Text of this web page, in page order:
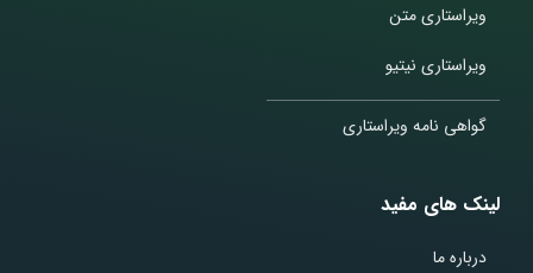
ویراستاری متن
ویراستاری نیتیو
گواهی نامه ویراستاری
لینک های مفید
درباره ما